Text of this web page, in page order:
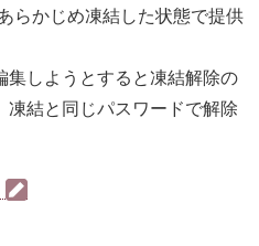
らかじめ凍結した状態で提供
集しようとすると凍結解除の
凍結と同じパスワードで解除